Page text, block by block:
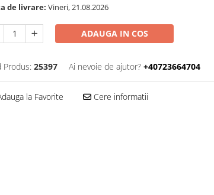
de livrare: Vineri, 21.08.2026
ADAUGA IN COS
Produs: 25397 Ai nevoie de ajutor? +40723664704
la Favorite Cere informatii